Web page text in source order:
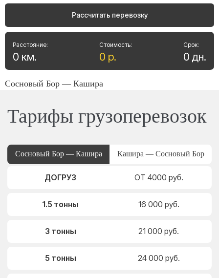
Рассчитать перевозку
Стоимость:
0 р.
Расстояние:
0 км.
Срок:
0 дн.
Сосновый Бор — Кашира
Тарифы грузоперевозок
Сосновый Бор — Кашира Кашира — Сосновый Бор
ДОГРУЗ ОТ 4000 руб.
1.5 тонны 16 000 руб.
3 тонны 21 000 руб.
5 тонны 24 000 руб.